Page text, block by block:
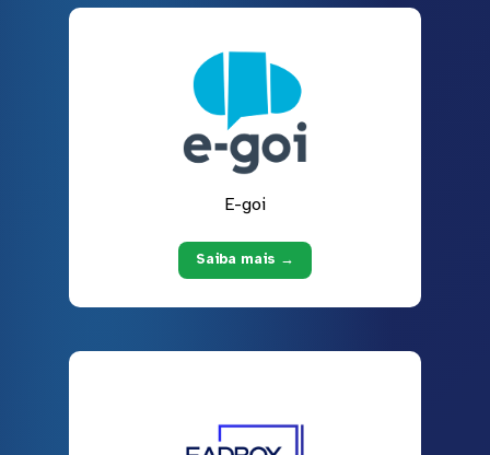
E-goi
Saiba mais →